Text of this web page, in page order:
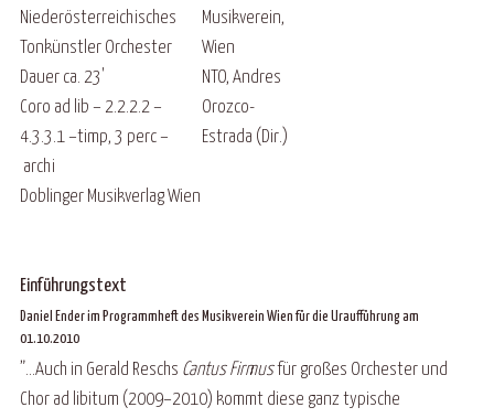
Niederösterreichisches
Tonkünstler Orchester
Dauer ca. 23'
Coro ad lib – 2.2.2.2 –
4.3.3.1 –timp, 3 perc –
archi
Doblinger Musikverlag Wien
Musikverein,
Wien
NTO, Andres
Orozco-
Estrada (Dir.)
Einführungstext
Daniel Ender im Programmheft des Musikverein Wien für die Uraufführung am
01.10.2010
”...Auch in Gerald Reschs Cantus Firmusfür großes Orchester und
Chor ad libitum (2009–2010) kommt diese ganz typische